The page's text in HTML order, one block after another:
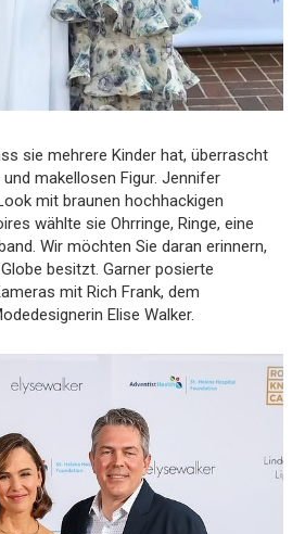
sie mehrere Kinder hat, überrascht
makellosen Figur. Jennifer
mit braunen hochhackigen
wählte sie Ohrringe, Ringe, eine
Wir möchten Sie daran erinnern,
besitzt. Garner posierte
mit Rich Frank, dem
Elise Walker.